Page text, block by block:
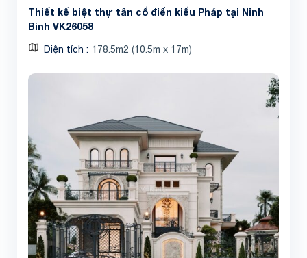
Thiết kế biệt thự tân cổ điển kiểu Pháp tại Ninh
Bình VK26058
Diện tích 178.5m2 (10.5m x 17m)